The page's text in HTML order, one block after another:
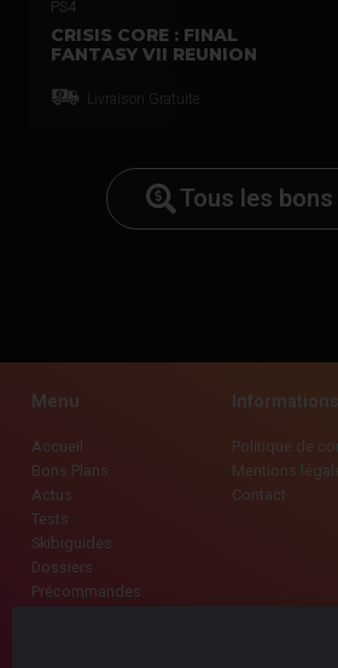
PS4
CRISIS CORE : FINAL
FANTASY VII REUNION
Livraison Gratuite
Tous les
Menu
Accueil
Bons Plans
Actus
Tests
Skibiguides
Dossiers
Précommandes
Politique de
Mentions
Contact